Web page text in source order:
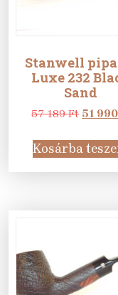
Stanwell pipa
Luxe 232
Sand
57 189Ft
was:
57
189 Ft.
51
Kosárba